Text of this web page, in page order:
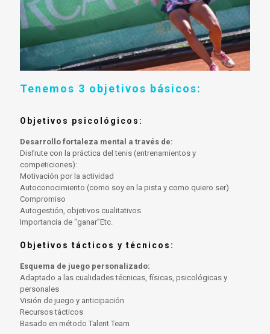
Tenemos 3 objetivos básicos:
Objetivos psicológicos:
Desarrollo fortaleza mental a través de:
Disfrute con la práctica del tenis (entrenamientos y
competiciones):
Motivación por la actividad
Autoconocimiento (como soy en la pista y como quiero ser)
Compromiso
Autogestión, objetivos cualitativos
Importancia de “ganar”Etc.
Objetivos tácticos y técnicos:
Esquema de juego personalizado:
Adaptado a las cualidades técnicas, físicas, psicológicas y
personales
Visión de juego y anticipación
Recursos tácticos
Basado en método Talent Team